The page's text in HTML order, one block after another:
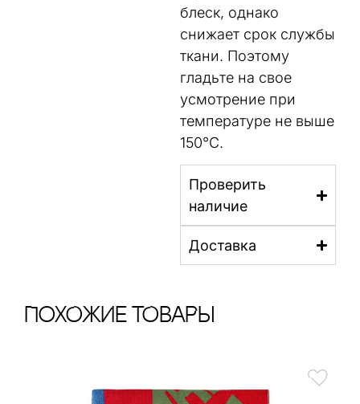
блеск, однако
снижает срок службы
ткани. Поэтому
гладьте на свое
усмотрение при
температуре не выше
150°C.
Проверить
наличие
Доставка
ПохОжИе тОваРы